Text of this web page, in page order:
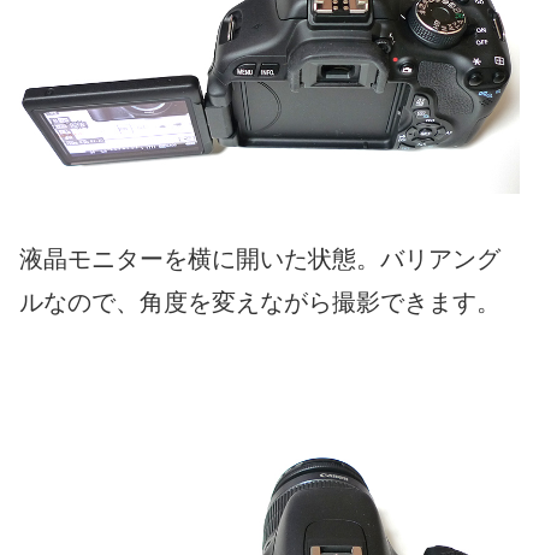
液晶モニターを横に開いた状態。バリアング
ルなので、角度を変えながら撮影できます。